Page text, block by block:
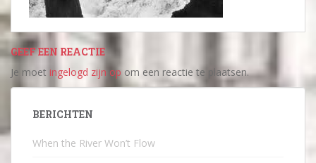
GEEF EEN REACTIE
Je moet ingelogd zijn op om een reactie te plaatsen.
BERICHTEN
When the River Won’t Flow